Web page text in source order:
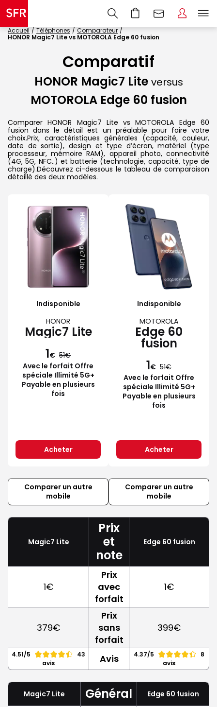
Accueil Téléphones
Comparateur
HONOR Magic7 Lite vs MOTOROLA Edge 60 fusion
Comparatif
HONOR Magic7 Lite versus
MOTOROLA Edge 60 fusion
Comparer HONOR Magic7 Lite vs MOTOROLA Edge 60
fusion dans le détail est un préalable pour faire votre
choix.Prix, caractéristiques générales (capacité, couleur,
date de sortie), design et type d’écran, matériel (type
processeur, mémoire RAM), appareil photo, connectivité
(4G, 5G, NFC..) et batterie (technologie, capacité, type de
charge).Découvrez ci-dessous le tableau de comparaison
détaillé des deux modèles.
Indisponible
HONOR
Magic7 Lite
1€ 51
Avec le forfait Offre
spéciale Illimité 5G+
Payable en plusieurs
fois
Acheter
Indisponible
MOTOROLA
Edge 60
fusion
1€ 51
Avec le forfait Offre
spéciale Illimité 5G+
Payable en plusieurs
fois
Acheter
Comparer un autre
mobile
Comparer un autre
mobile
Magic7 Lite
Prix
et
note
Edge 60 fusion
1€
Prix
avec
forfait
1€
379€
Prix
sans
forfait
399€
4.51/5
43
avis
Avis 4.37/5
8
avis
Magic7 Lite Général Edge 60 fusion